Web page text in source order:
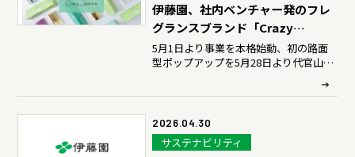
よくいただくご質問
IR・投資家情報トップ
伊藤園、社内ベンチャー発のフレ
グランスブランド「Crazy
Jasmine」を新会社化
5月1日より事業を本格始動、初の路面
型ポップアップを5月28日より代官山で
2026.04.30
サステナビリティ